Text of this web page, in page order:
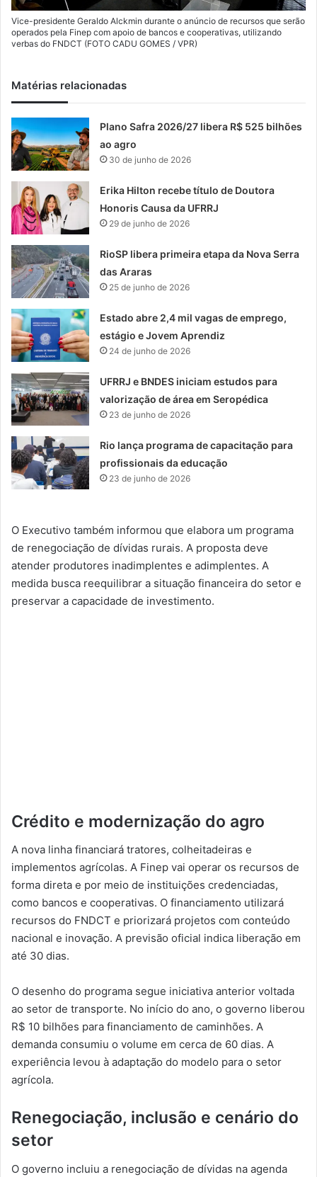
Vice-presidente Geraldo Alckmin durante o anúncio de recursos que serão
operados pela Finep com apoio de bancos e cooperativas, utilizando
verbas do FNDCT (FOTO CADU GOMES / VPR)
Matérias relacionadas
Plano Safra 2026/27 libera R$ 525 bilhões
ao agro
30 de junho de 2026
Erika Hilton recebe título de Doutora
Honoris Causa da UFRRJ
29 de junho de 2026
RioSP libera primeira etapa da Nova Serra
das Araras
25 de junho de 2026
Estado abre 2,4 mil vagas de emprego,
estágio e Jovem Aprendiz
24 de junho de 2026
UFRRJ e BNDES iniciam estudos para
valorização de área em Seropédica
23 de junho de 2026
Rio lança programa de capacitação para
profissionais da educação
23 de junho de 2026
O Executivo também informou que elabora um programa
de renegociação de dívidas rurais. A proposta deve
atender produtores inadimplentes e adimplentes. A
medida busca reequilibrar a situação financeira do setor e
preservar a capacidade de investimento.
Crédito e modernização do agro
A nova linha financiará tratores, colheitadeiras e
implementos agrícolas. A Finep vai operar os recursos de
forma direta e por meio de instituições credenciadas,
como bancos e cooperativas. O financiamento utilizará
recursos do FNDCT e priorizará projetos com conteúdo
nacional e inovação. A previsão oficial indica liberação em
até 30 dias.
O desenho do programa segue iniciativa anterior voltada
ao setor de transporte. No início do ano, o governo liberou
R$ 10 bilhões para financiamento de caminhões. A
demanda consumiu o volume em cerca de 60 dias. A
experiência levou à adaptação do modelo para o setor
agrícola.
Renegociação, inclusão e cenário do
setor
O governo incluiu a renegociação de dívidas na agenda